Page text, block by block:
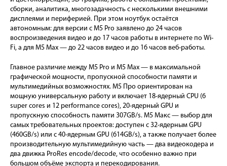
сборки, аналитика, многозадачность с несколькими внешними
дисплеями и периферией. При этом ноутбук остаётся
автономным: для версии с M5 Pro заявлено до 24 часов
воспроизведения видео и до 17 часов работы в интернете по Wi-
Fi, а для M5 Max — до 22 часов видео и до 16 часов веб-работы.
Главное различие между M5 Pro и M5 Max — в максимальной
графической мощности, пропускной способности памяти и
мультимедийных возможностях. М5 Про ориентирован на
мощную универсальную работу и включает 18-ядерный CPU (6
super cores и 12 performance cores), 20-ядерный GPU и
пропускную способность памяти 307GB/s. М5 Макс — выбор для
самых требовательных проектов: доступен с 32-ядерным GPU
(460GB/s) или с 40-ядерным GPU (614GB/s), а также получает более
производительную мультимедийную часть — два видеокодера и
два движка ProRes encode/decode, что особенно важно при
большом объёме экспорта и перекодирования.